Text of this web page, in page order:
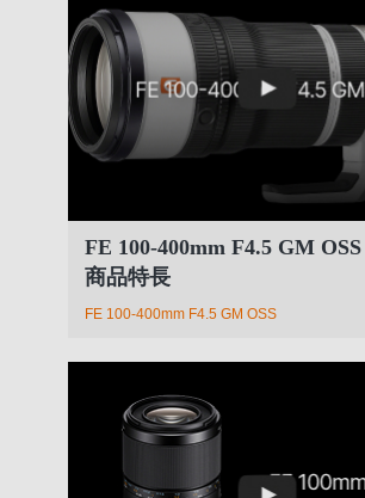
FE 100-400mm F4.5 GM OSS
商品特長
FE 100-400mm F4.5 GM OSS